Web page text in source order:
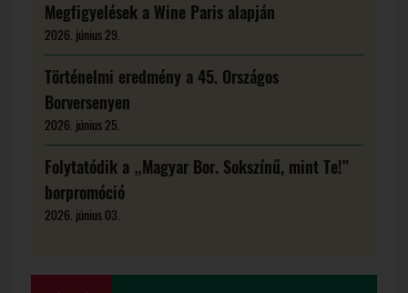
Megfigyelések a Wine Paris alapján
2026. június 29.
Történelmi eredmény a 45. Országos
Borversenyen
2026. június 25.
Folytatódik a „Magyar Bor. Sokszínű, mint Te!”
borpromóció
2026. június 03.